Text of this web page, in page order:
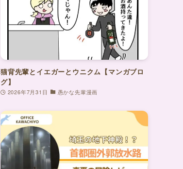
猫背先輩とイエガーとウニクム【マンガブロ
グ】
2026年7月31日 愚かな先輩漫画